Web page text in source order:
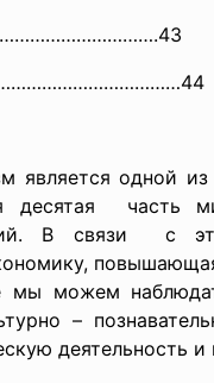
.43
…………44
является одной
десятая часть
В связи с
можем
–
деятельность